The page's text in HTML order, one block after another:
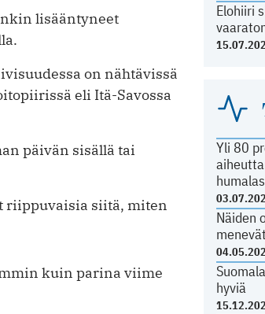
Elohiiri
Yli 80
Näiden
hyviä
lisääntyneet
on nähtävissä
eli Itä-Savossa
päivän sisällä tai
riippuvaisia siitä, miten
kuin parina viime